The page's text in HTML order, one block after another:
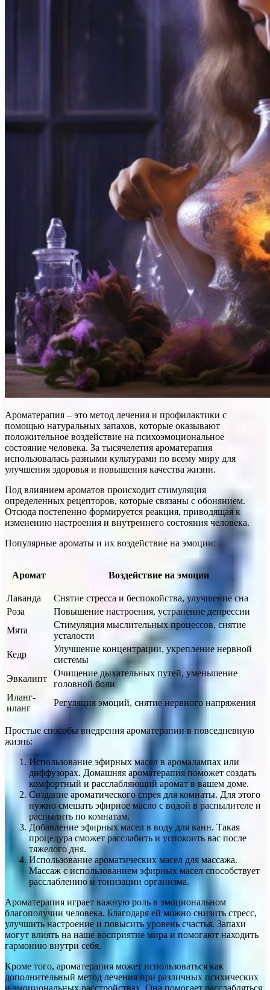
Ароматерапия – это метод лечения и профилактики с
помощью натуральных запахов, которые оказывают
положительное воздействие на психоэмоциональное
состояние человека. За тысячелетия ароматерапия
использовалась разными культурами по всему миру для
улучшения здоровья и повышения качества жизни.
Под влиянием ароматов происходит стимуляция
определенных рецепторов, которые связаны с обонянием.
Отсюда постепенно формируется реакция, приводящая к
изменению настроения и внутреннего состояния человека.
Популярные ароматы и их воздействие на эмоции:
Аромат Воздействие на эмоции
Лаванда
Снятие стресса и беспокойства, улучшение сна
Роза
Повышение настроения, устранение депрессии
Мята
Стимуляция мыслительных процессов, снятие
усталости
Кедр
Улучшение концентрации, укрепление нервной
системы
Эвкалипт
Очищение дыхательных путей, уменьшение
головной боли
Иланг-
иланг
Регуляция эмоций, снятие нервного напряжения
Простые способы внедрения ароматерапии в повседневную
жизнь:
Использование эфирных масел в аромалампах или
диффузорах. Домашняя ароматерапия поможет создать
комфортный и расслабляющий аромат в вашем доме.
Создание ароматического спрея для комнаты. Для этого
нужно смешать эфирное масло с водой в распылителе и
распылить по комнатам.
Добавление эфирных масел в воду для ванн. Такая
процедура сможет расслабить и успокоить вас после
тяжелого дня.
Использование ароматических масел для массажа.
Массаж с использованием эфирных масел способствует
расслаблению и тонизации организма.
Ароматерапия играет важную роль в эмоциональном
благополучии человека. Благодаря ей можно снизить стресс,
улучшить настроение и повысить уровень счастья. Запахи
могут влиять на наше восприятие мира и помогают находить
гармонию внутри себя.
Кроме того, ароматерапия может использоваться как
дополнительный метод лечения при различных психических
и эмоциональных расстройствах. Она помогает расслабляться,